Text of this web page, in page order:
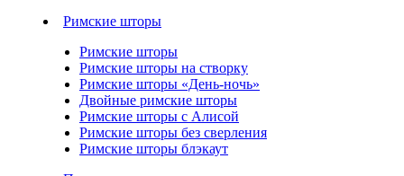
Римские шторы
Римские шторы
Римские шторы на створку
Римские шторы «День-ночь»
Двойные римские шторы
Римские шторы с Алисой
Римские шторы без сверления
Римские шторы блэкаут